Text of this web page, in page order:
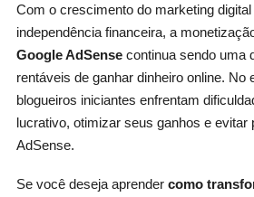
Com o crescimento do marketing
independência financeira, a
Google AdSensecontinua sendo uma
rentáveis de ganhar dinheiro online. No
blogueiros iniciantes enfrentam
lucrativo, otimizar seus ganhos e evitar
AdSense.
Se você deseja aprender como